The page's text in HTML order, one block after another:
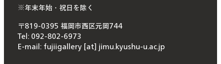
※年末年始・祝日を除く
〒819-0395 福岡市西区元岡744
Tel: 092-802-6973
E-mail: fujiigallery [at] jimu.kyushu-u.ac.jp